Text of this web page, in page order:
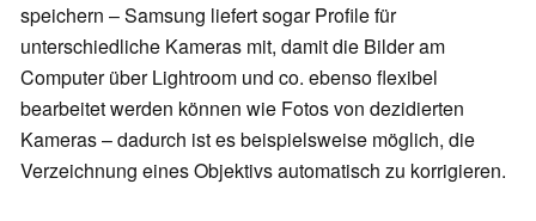
speichern – Samsung liefert sogar Profile für
unterschiedliche Kameras mit, damit die Bilder am
Computer über Lightroom und co. ebenso flexibel
bearbeitet werden können wie Fotos von dezidierten
Kameras – dadurch ist es beispielsweise möglich, die
Verzeichnung eines Objektivs automatisch zu korrigieren.